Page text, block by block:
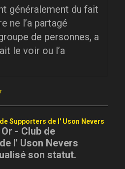
généralement du fait
ne l’a partagé
de personnes, a
le voir ou l’a
Supporters de l' Uson Nevers
- Club de
l' Uson Nevers
son statut.